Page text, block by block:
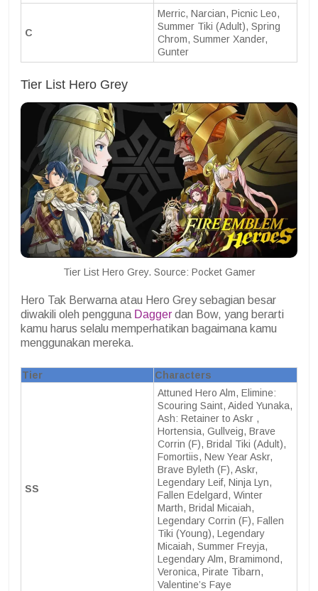
C
Merric, Narcian, Picnic Leo,
Summer Tiki (Adult), Spring
Chrom, Summer Xander,
Gunter
Tier List Hero Grey
Tier List Hero Grey. Source: Pocket Gamer
Hero Tak Berwarna atau Hero Grey sebagian besar
diwakili oleh pengguna Dagger dan Bow, yang berarti
kamu harus selalu memperhatikan bagaimana kamu
menggunakan mereka.
Tier Characters
SS
Attuned Hero Alm, Elimine:
Scouring Saint, Aided Yunaka,
Ash: Retainer to Askr ,
Hortensia, Gullveig, Brave
Corrin (F), Bridal Tiki (Adult),
Fomortiis, New Year Askr,
Brave Byleth (F), Askr,
Legendary Leif, Ninja Lyn,
Fallen Edelgard, Winter
Marth, Bridal Micaiah,
Legendary Corrin (F), Fallen
Tiki (Young), Legendary
Micaiah, Summer Freyja,
Legendary Alm, Bramimond,
Veronica, Pirate Tibarn,
Valentine’s Faye